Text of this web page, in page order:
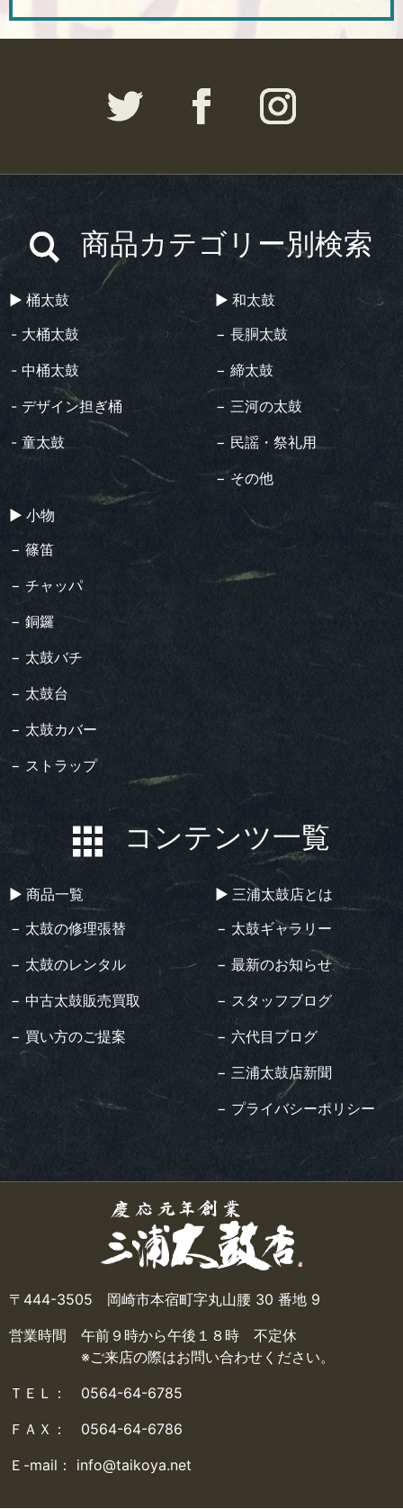
商品カテゴリー別検索
▶︎ 桶太鼓
- 大桶太鼓
- 中桶太鼓
- デザイン担ぎ桶
- 童太鼓
▶︎ 和太鼓
− 長胴太鼓
− 締太鼓
− 三河の太鼓
− 民謡・祭礼用
− その他
▶︎ 小物
− 篠笛
− チャッパ
− 銅鑼
− 太鼓バチ
− 太鼓台
− 太鼓カバー
− ストラップ
コンテンツ一覧
▶︎ 商品一覧
− 太鼓の修理張替
− 太鼓のレンタル
− 中古太鼓販売買取
− 買い方のご提案
▶︎ 三浦太鼓店とは
− 太鼓ギャラリー
− 最新のお知らせ
− スタッフブログ
− 六代目ブログ
− 三浦太鼓店新聞
− プライバシーポリシー
〒444-3505 岡崎市本宿町字丸山腰 30 番地 9
営業時間 午前９時から午後１８時 不定休
※ご来店の際はお問い合わせください。
ＴＥＬ： 0564-64-6785
ＦＡＸ： 0564-64-6786
Ｅ-mail： info@taikoya.net